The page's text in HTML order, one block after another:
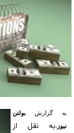
به گزارش بولتن
نیوز ،به نقل از